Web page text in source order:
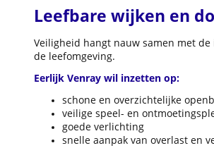
Leefbare wijken en
Veiligheid hangt nauw samen met
de leefomgeving.
Eerlijk Venray wil inzetten op:
schone en overzichtelijke
veilige speel- en
goede verlichting
snelle aanpak van overlast en